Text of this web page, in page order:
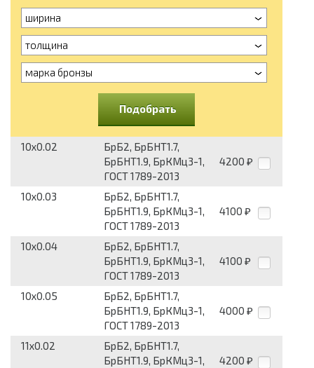
ширина
толщина
марка бронзы
Подобрать
10x0.02
БрБ2, БрБНТ1.7,
БрБНТ1.9, БрКМц3-1,
ГОСТ 1789-2013
4200 ₽
10x0.03
БрБ2, БрБНТ1.7,
БрБНТ1.9, БрКМц3-1,
ГОСТ 1789-2013
4100 ₽
10x0.04
БрБ2, БрБНТ1.7,
БрБНТ1.9, БрКМц3-1,
ГОСТ 1789-2013
4100 ₽
10x0.05
БрБ2, БрБНТ1.7,
БрБНТ1.9, БрКМц3-1,
ГОСТ 1789-2013
4000 ₽
11x0.02
БрБ2, БрБНТ1.7,
БрБНТ1.9, БрКМц3-1,
4200 ₽